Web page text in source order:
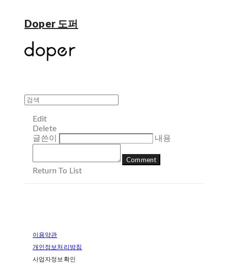
Doper 도퍼
Edit
Delete
글쓴이
내용
Comment
Return To List
이용약관
개인정보처리방침
사업자정보확인